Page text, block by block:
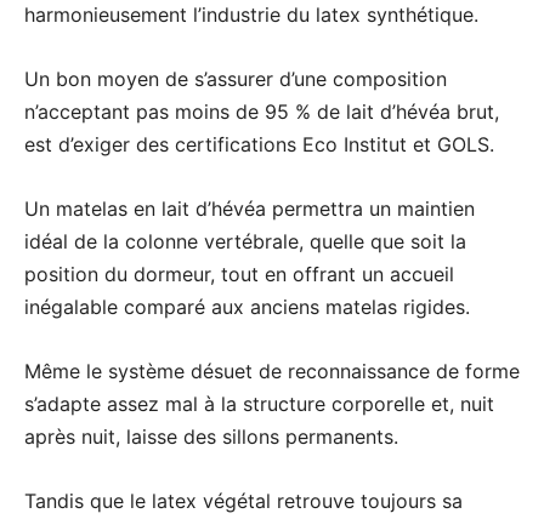
harmonieusement l’industrie du latex synthétique.
Un bon moyen de s’assurer d’une composition
n’acceptant pas moins de 95 % de lait d’hévéa brut,
est d’exiger des certifications Eco Institut et GOLS.
Un matelas en lait d’hévéa permettra un maintien
idéal de la colonne vertébrale, quelle que soit la
position du dormeur, tout en offrant un accueil
inégalable comparé aux anciens matelas rigides.
Même le système désuet de reconnaissance de forme
s’adapte assez mal à la structure corporelle et, nuit
après nuit, laisse des sillons permanents.
Tandis que le latex végétal retrouve toujours sa